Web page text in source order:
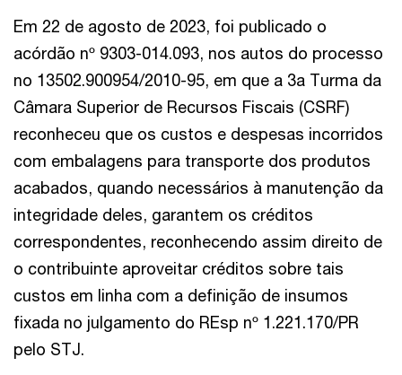
Em 22 de agosto de 2023, foi publicado o
acórdão nº 9303-014.093, nos autos do processo
no 13502.900954/2010-95, em que a 3a Turma da
Câmara Superior de Recursos Fiscais (CSRF)
reconheceu que os custos e despesas incorridos
com embalagens para transporte dos produtos
acabados, quando necessários à manutenção da
integridade deles, garantem os créditos
correspondentes, reconhecendo assim direito de
o contribuinte aproveitar créditos sobre tais
custos em linha com a definição de insumos
fixada no julgamento do REsp nº 1.221.170/PR
pelo STJ.